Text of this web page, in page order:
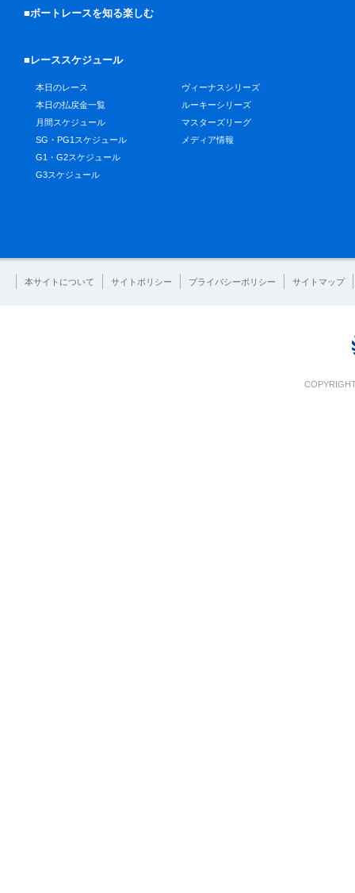
■ボートレースを知る楽しむ
■レーススケジュール
本日のレース
本日の払戻金一覧
月間スケジュール
SG・PG1スケジュール
G1・G2スケジュール
G3スケジュール
ヴィーナスシリーズ
ルーキーシリーズ
マスターズリーグ
メディア情報
本サイトについて サイトポリシー プライバシーポリシー サイトマップ